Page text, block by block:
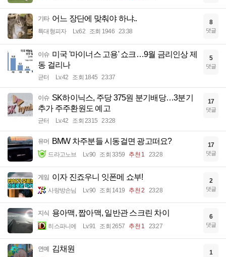
기타 어느 장단에 맞춰야 하냐..
특대형피자 Lv.62 조회 1946 23:38
8
댓글
이슈 미국 '마이너스 고용' 쇼크…9월 금리인상 제
동 걸리나
균터 Lv.42 조회 1845 23:37
5
댓글
이슈 SK하이닉스, 주당 375원 분기배당…3분기
추가 주주환원도 예고
균터 Lv.42 조회 2315 23:28
17
댓글
유머 BMW 차주분들 시동걸면 광고떠요?
드라고노브 Lv.90 조회 3359 추천 1 23:28
17
댓글
게임 이자 진죠우니 잇폰메 쇼부!
사랑방손님 Lv.90 조회 1419 추천 2 23:28
2
댓글
지식 용아맥, 짭아맥, 일반관 스크린 차이
히스파니에 Lv.91 조회 2657 추천 1 23:27
6
댓글
연예 김채원 1